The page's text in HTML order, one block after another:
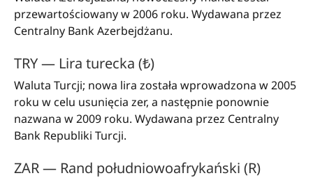
przewartościowany w 2006 roku. Wydawana przez
Centralny Bank Azerbejdżanu.
TRY — Lira turecka (₺)
Waluta Turcji; nowa lira została wprowadzona w 2005
roku w celu usunięcia zer, a następnie ponownie
nazwana w 2009 roku. Wydawana przez Centralny
Bank Republiki Turcji.
ZAR — Rand południowoafrykański (R)